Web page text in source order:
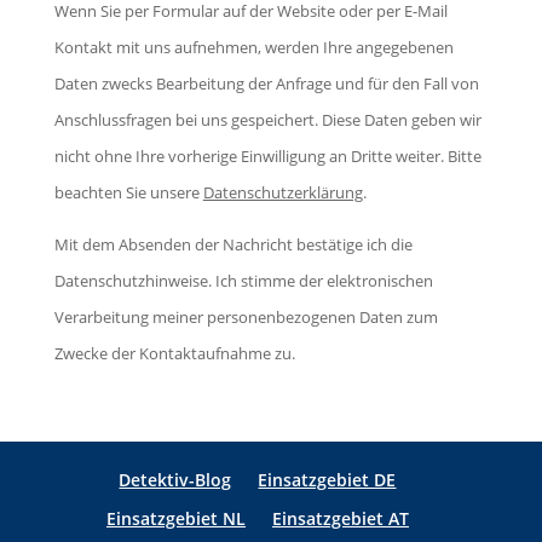
s
F
e
l
d
l
e
e
r
.
i
e
s
e
s
e
l
d
l
e
a
s
s
e
d
i
e
s
e
s
Wenn Sie per Formular auf der Website oder per E-Mail
Kontakt mit uns aufnehmen, werden Ihre angegebenen
Daten zwecks Bearbeitung der Anfrage und für den Fall von
Anschlussfragen bei uns gespeichert. Diese Daten geben wir
nicht ohne Ihre vorherige Einwilligung an Dritte weiter. Bitte
beachten Sie unsere Datenschutzerklärung.
Mit dem Absenden der Nachricht bestätige ich die
Datenschutzhinweise. Ich stimme der elektronischen
Verarbeitung meiner personenbezogenen Daten zum
Zwecke der Kontaktaufnahme zu.
Detektiv-Blog
Einsatzgebiet DE
Einsatzgebiet NL
Einsatzgebiet AT